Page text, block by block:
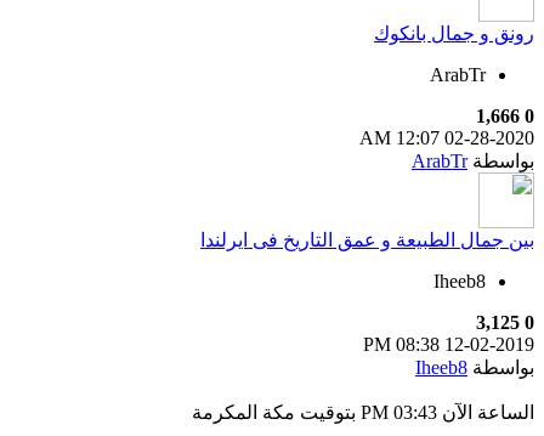
رونق و جمال بانكوك
ArabTr
0
1,666
02-28-2020
12:07 AM
بواسطةArabTr
بين جمال الطبيعة و عمق التاريخ فى ايرلندا
Iheeb8
0
3,125
12-02-2019
08:38 PM
بواسطة Iheeb8
الساعة الآن 03:43 PM بتوقيت مكة المكرمة